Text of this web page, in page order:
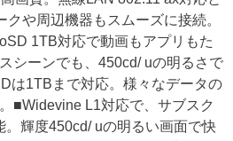
や周辺機器もスムーズに接続。
1TB対応で動画もアプリもた
シーンでも、450cd/ uの明るさで
は1TBまで対応。様々なデータの
■Widevine L1対応で、サブスク
輝度450cd/ uの明るい画面で快